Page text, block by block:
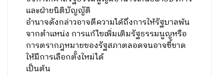
และฝ่ายนิติบัญญัติ
อำนาจดังกล่าวอาจตีความได้ถึงการให้รัฐบาลพ้น
จากตำแหน่ง การแก้ไขเพิ่มเติมรัฐธรรมนูญหรือ
การตรากฎหมายของรัฐสภาตลอดจนอาจชี้ขาด
ให้มีการเลือกตั้งใหม่ได้
เป็นต้น